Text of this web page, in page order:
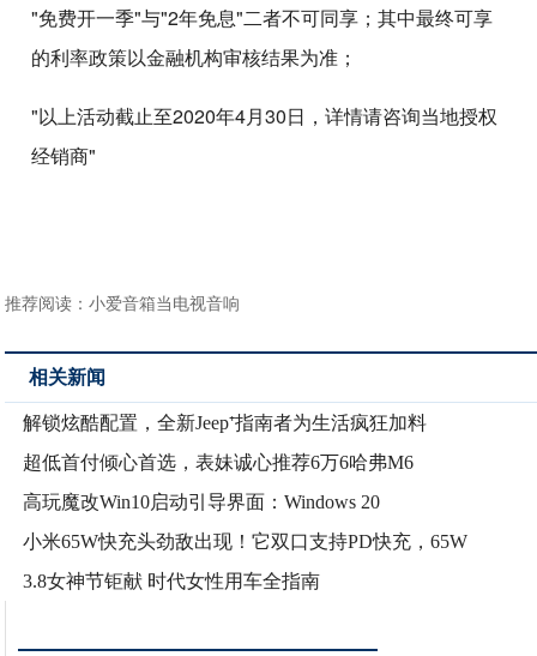
"免费开一季"与"2年免息"二者不可同享；其中最终可享
的利率政策以金融机构审核结果为准；
"以上活动截止至2020年4月30日，详情请咨询当地授权
经销商"
推荐阅读：小爱音箱当电视音响
相关新闻
解锁炫酷配置，全新Jeep⁺指南者为生活疯狂加料
超低首付倾心首选，表妹诚心推荐6万6哈弗M6
高玩魔改Win10启动引导界面：Windows 20
小米65W快充头劲敌出现！它双口支持PD快充，65W
3.8女神节钜献 时代女性用车全指南